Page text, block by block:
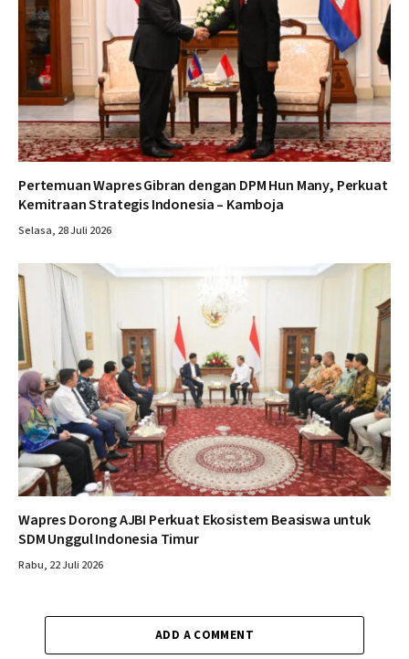
Pertemuan Wapres Gibran dengan DPM Hun Many, Perkuat
Kemitraan Strategis Indonesia – Kamboja
Selasa, 28 Juli 2026
Wapres Dorong AJBI Perkuat Ekosistem Beasiswa untuk
SDM Unggul Indonesia Timur
Rabu, 22 Juli 2026
ADD A COMMENT